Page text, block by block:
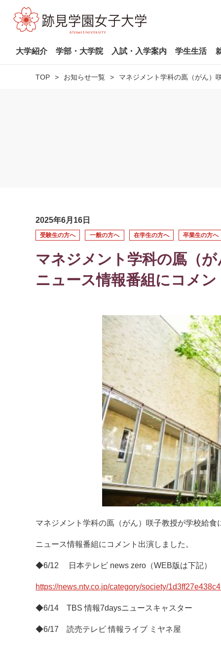
大学紹介 学部・大学院 入試・入学案内 学生生活
TOP お知らせ一覧 マネジメント学科の鳫（がん）
2025年6月16日
受験生の方へ 一般の方へ 在学生の方へ 卒業生の方へ
マネジメント学科の鳫（
ニュース情報番組にコメ
マネジメント学科の鳫（がん）咲子教授が学校給食
ニュース情報番組にコメント出演しました。
◆6/12 日本テレビ news zero（WEB版は下記）
https://news.ntv.co.jp/category/society/
◆6/14 TBS 情報7daysニュースキャスター
◆6/17 読売テレビ 情報ライブ ミヤネ屋